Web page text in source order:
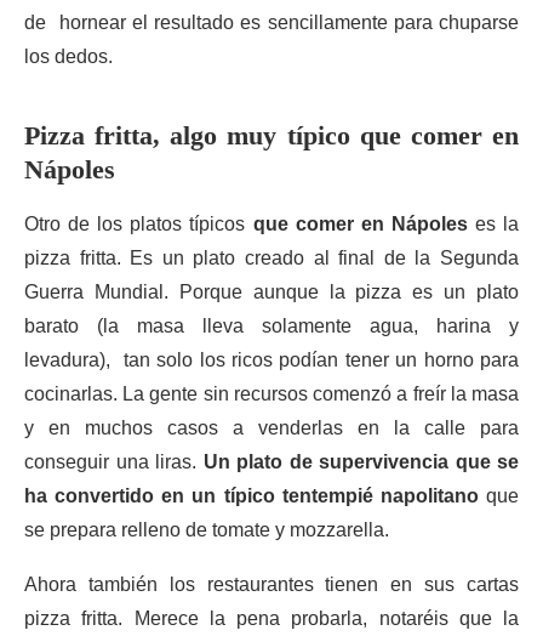
de hornear el resultado es sencillamente para chuparse
los dedos.
Pizza fritta, algo muy típico que comer en
Nápoles
Otro de los platos típicos que comer en Nápoleses la
pizza fritta. Es un plato creado al final de la Segunda
Guerra Mundial. Porque aunque la pizza es un plato
barato (la masa lleva solamente agua, harina y
levadura), tan solo los ricos podían tener un horno para
cocinarlas. La gente sin recursos comenzó a freír la masa
y en muchos casos a venderlas en la calle para
conseguir una liras. Un plato de supervivencia que se
ha convertido en un típico tentempié napolitanoque
se prepara relleno de tomate y mozzarella.
Ahora también los restaurantes tienen en sus cartas
pizza fritta. Merece la pena probarla, notaréis que la